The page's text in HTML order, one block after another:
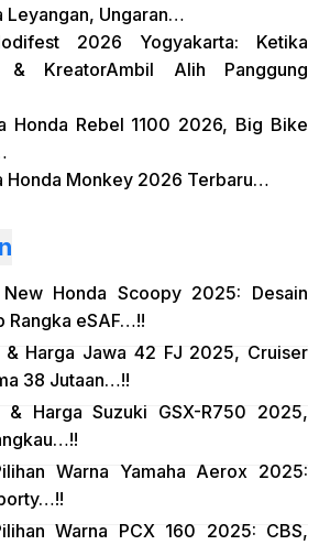
Leyangan, Ungaran…
2026 Yogyakarta: Ketika
& KreatorAmbil Alih Panggung
Honda Rebel 1100 2026, Big Bike
Honda Monkey 2026 Terbaru…
New Honda Scoopy 2025: Desain
Rangka eSAF…!!
& Harga Jawa 42 FJ 2025, Cruiser
38 Jutaan…!!
& Harga Suzuki GSX-R750 2025,
Warna Yamaha Aerox 2025:
Warna PCX 160 2025: CBS,